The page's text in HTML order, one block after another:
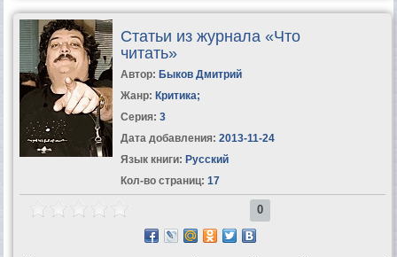
Статьи из журнала «Что
читать»
Автор: Быков Дмитрий
Жанр: Критика;
Серия: 3
Дата добавления: 2013-11-24
Язык книги: Русский
Кол-во страниц: 17
0